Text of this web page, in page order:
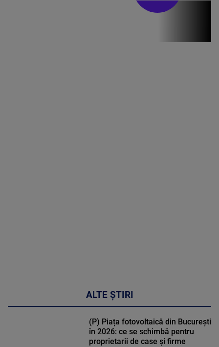
ALTE ȘTIRI
(P) Piața fotovoltaică din București
în 2026: ce se schimbă pentru
proprietarii de case și firme